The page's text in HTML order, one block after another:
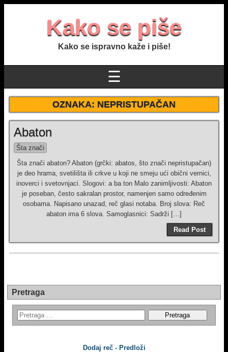
Kako se piše
Kako se ispravno kaže i piše!
☰
OZNAKA:NEPRISTUPAČAN
Abaton
Šta znači
Šta znači abaton? Abaton (grčki: abatos, što znači nepristupačan)
je deo hrama, svetilišta ili crkve u koji ne smeju ući obični vernici,
inoverci i svetovnjaci. Slogovi: a ba ton Malo zanimljivosti: Abaton
je poseban, često sakralan prostor, namenjen samo određenim
osobama. Napisano unazad, reč glasi notaba. Broj slova: Reč
abaton ima 6 slova. Samoglasnici: Sadrži […]
Read Post
Pretraga
Dodaj reč - Predloži